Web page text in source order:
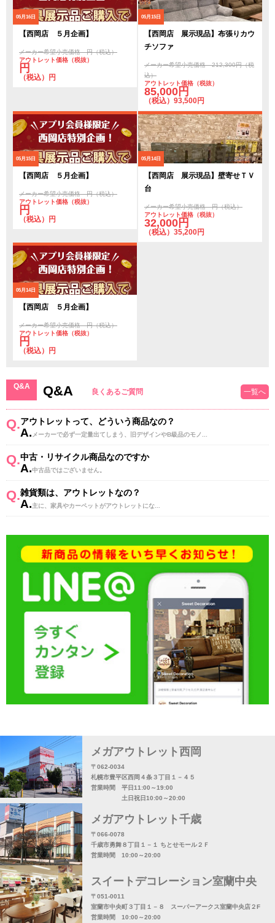
05月16日
【西岡店 ５月企画】
メーカー希望小売価格 円（税込）
アウトレット価格（税抜）
円
（税込）円
05月15日
【西岡店 展示現品】布張りカウ
チソファ
メーカー希望小売価格 212,300円（税
込）
アウトレット価格（税抜）
85,000円
（税込）93,500円
05月15日
【西岡店 ５月企画】
メーカー希望小売価格 円（税込）
アウトレット価格（税抜）
円
（税込）円
05月14日
【西岡店 展示現品】壁寄せＴＶ
台
メーカー希望小売価格 円（税込）
アウトレット価格（税抜）
32,000円
（税込）35,200円
05月14日
【西岡店 ５月企画】
メーカー希望小売価格 円（税込）
アウトレット価格（税抜）
円
（税込）円
Q&A Q&A 良くあるご質問 一覧へ
Q.アウトレットって、どういう商品なの？
A. メーカーで必ず一定量出てしまう、旧デザインやB級品のモノ...
Q.中古・リサイクル商品なのですか
A.中古品ではございません。
Q.雑貨類は、アウトレットなの？
A.主に、家具やカーペットがアウトレットにな...
メガアウトレット西岡
〒062-0034
札幌市豊平区西岡４条３丁目１－４５
営業時間 平日11:00～19:00
土日祝日10:00～20:00
メガアウトレット千歳
〒066-0078
千歳市勇舞８丁目１－１ ちとせモール２Ｆ
営業時間 10:00～20:00
スイートデコレーション室蘭中央
〒051-0011
室蘭市中央町３丁目１－８ スーパーアークス室蘭中央店２F
営業時間 10:00～20:00